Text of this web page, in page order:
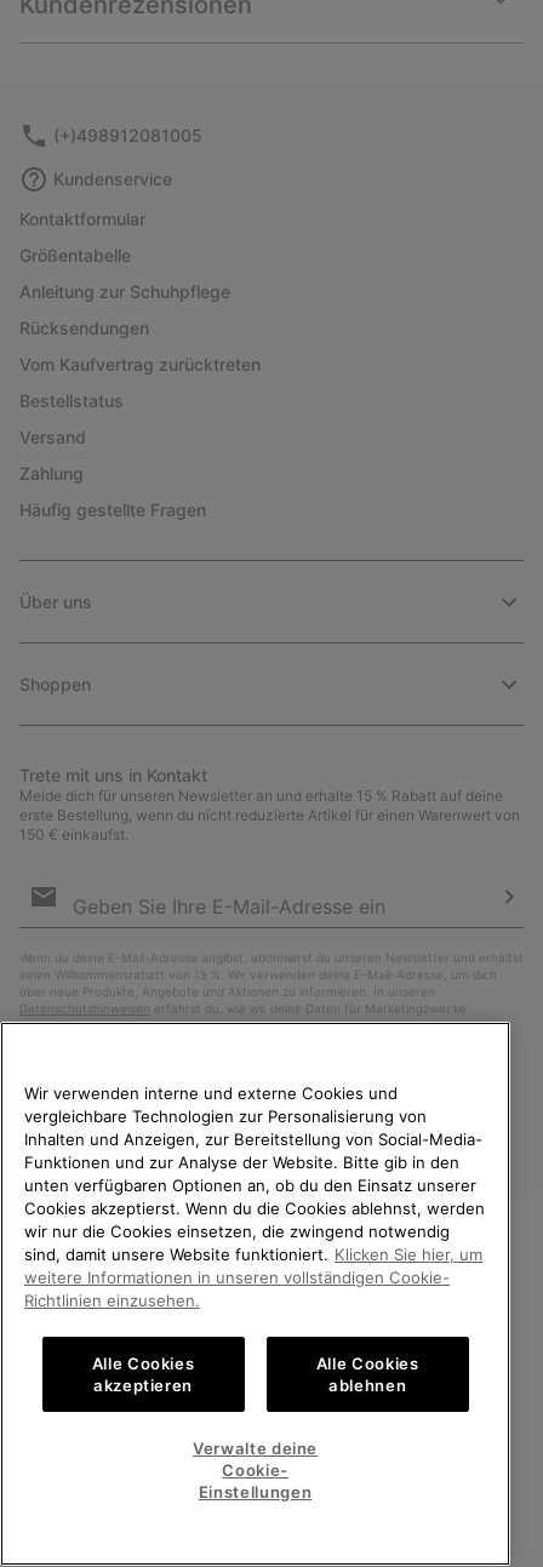
or
(+)498912081005
Kundenservice
Kontaktformular
Größentabelle
Anleitung zur Schuhpflege
Rücksendungen
Vom Kaufvertrag zurücktreten
Bestellstatus
Versand
Zahlung
Häufig gestellte Fragen
Über uns
Shoppen
Trete mit uns in Kontakt
Melde dich für unseren Newsletter an und erhalte 15 % Rabatt auf deine
erste Bestellung, wenn du nicht reduzierte Artikel für einen Warenwert von
150 € einkaufst.
Anmeldung
Wenn du deine E-Mail-Adresse angibst, abonnierst du unseren Newsletter und erhältst
einen Willkommensrabatt von 15 %. Wir verwenden deine E-Mail-Adresse, um dich
über neue Produkte, Angebote und Aktionen zu informieren. In unseren
Datenschutzhinweisen erfährst du, wie wir deine Daten für Marketingzwecke
verarbeiten und wie du deine Zustimmung widerrufen kannst.
Deutschland
©2026SOREL. Alle Rechte vorbehalten.
Datenschutz Nutzungsbedingungen
Allgemeine Verkaufsbedingungen Garantiebestimmungen
Impressum Public CBCR
Kundenservice: Mo- Fr. 9:00 - 13:00 & 14:00- 18:00 Uhr
WILLKOMMEN BEI SOREL.
BITTE WÄHLEN SIE IHR
LIEFERLAND.
Online-Einkauf verfügbar
Deutschland
ALLE LÄNDER ANZEIGEN
Wir verwenden interne und externe Cookies und
vergleichbare Technologien zur Personalisierung von
Inhalten und Anzeigen, zur Bereitstellung von Social-Media-
Funktionen und zur Analyse der Website. Bitte gib in den
unten verfügbaren Optionen an, ob du den Einsatz unserer
Cookies akzeptierst. Wenn du die Cookies ablehnst, werden
wir nur die Cookies einsetzen, die zwingend notwendig
sind, damit unsere Website funktioniert. Klicken Sie hier, um
weitere Informationen in unseren vollständigen Cookie-
Richtlinien einzusehen.
Alle Cookies
akzeptieren
Alle Cookies
ablehnen
Verwalte deine
Cookie-
Einstellungen